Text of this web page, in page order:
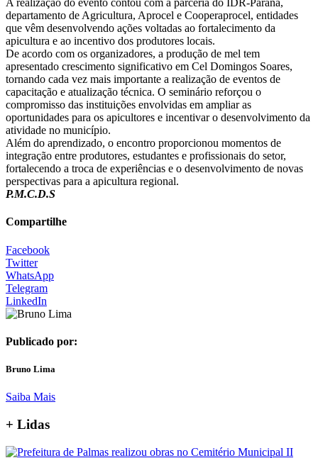
A realização do evento contou com a parceria do IDR-Paraná,
departamento de Agricultura, Aprocel e Cooperaprocel, entidades
que vêm desenvolvendo ações voltadas ao fortalecimento da
apicultura e ao incentivo dos produtores locais.
De acordo com os organizadores, a produção de mel tem
apresentado crescimento significativo em Cel Domingos Soares,
tornando cada vez mais importante a realização de eventos de
capacitação e atualização técnica. O seminário reforçou o
compromisso das instituições envolvidas em ampliar as
oportunidades para os apicultores e incentivar o desenvolvimento da
atividade no município.
Além do aprendizado, o encontro proporcionou momentos de
integração entre produtores, estudantes e profissionais do setor,
fortalecendo a troca de experiências e o desenvolvimento de novas
perspectivas para a apicultura regional.
P.M.C.D.S
Compartilhe
Facebook
Twitter
WhatsApp
Telegram
LinkedIn
Publicado por:
Bruno Lima
Saiba Mais
+ Lidas